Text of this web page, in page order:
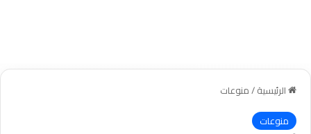
الرئيسية/منوعات
منوعات